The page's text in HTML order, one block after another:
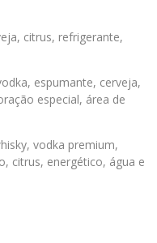
citrus, refrigerante,
espumante, cerveja,
especial, área de
vodka premium,
citrus, energético, água e